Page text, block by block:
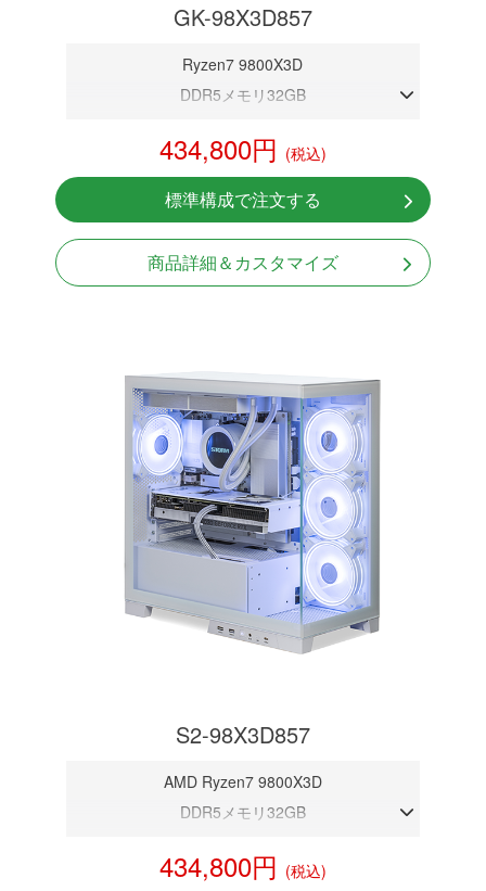
GK-98X3D857
Ryzen7 9800X3D
DDR5メモリ32GB
NVMeSSD 1TB
無線LAN Bluetooth対応
Windows11 Home 64bit
434,800円 (税込)
標準構成で注文する
商品詳細＆カスタマイズ
S2-98X3D857
AMD Ryzen7 9800X3D
DDR5メモリ32GB
NVMeSSD 1TB
434,800円 (税込)